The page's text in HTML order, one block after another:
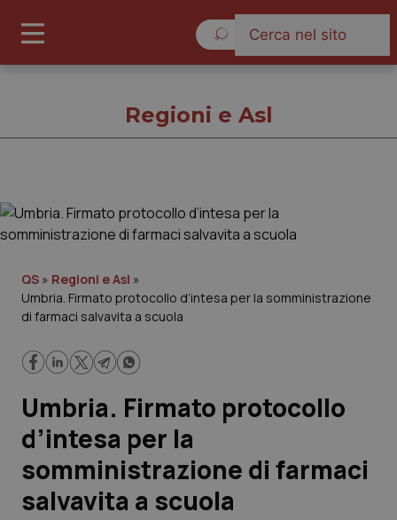
Governo e Parlamento
Regioni e Asl
Lavoro e Professioni
Scienza e Farmaci
Studi e Analisi
Regioni e Asl
QS » Regioni e Asl »
Umbria. Firmato protocollo d’intesa per la somministrazione
di farmaci salvavita a scuola
Umbria. Firmato protocollo
d’intesa per la
somministrazione di farmaci
salvavita a scuola